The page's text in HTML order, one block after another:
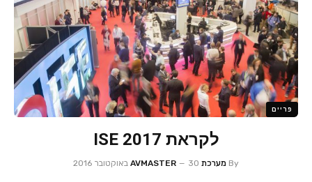
פריים
לקראת ISE 2017
By מערכת AVMASTER 30 באוקטובר 2016